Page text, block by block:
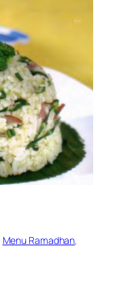
Menu Ramadhan